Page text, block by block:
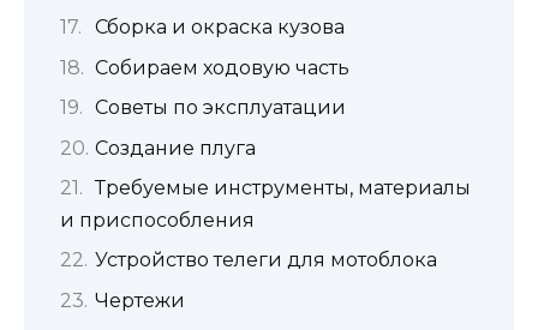
Сборка и окраска кузова
Собираем ходовую часть
Советы по эксплуатации
Создание плуга
Требуемые инструменты, материалы
и приспособления
Устройство телеги для мотоблока
Чертежи